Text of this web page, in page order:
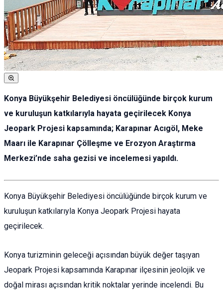
Konya Büyükşehir Belediyesi öncülüğünde birçok kurum
ve kuruluşun katkılarıyla hayata geçirilecek Konya
Jeopark Projesi kapsamında; Karapınar Acıgöl, Meke
Maarı ile Karapınar Çölleşme ve Erozyon Araştırma
Merkezi’nde saha gezisi ve incelemesi yapıldı.
Konya Büyükşehir Belediyesi öncülüğünde birçok kurum ve
kuruluşun katkılarıyla Konya Jeopark Projesi hayata
geçirilecek.
Konya turizminin geleceği açısından büyük değer taşıyan
Jeopark Projesi kapsamında Karapınar ilçesinin jeolojik ve
doğal mirası açısından kritik noktalar yerinde incelendi. Bu